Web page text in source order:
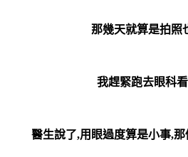
那幾天就算是拍照
我趕緊跑去眼科
醫生說了,用眼過度算是小事,